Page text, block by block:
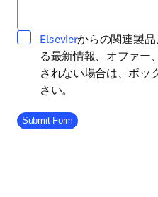
Elsevieropens in new
からの関連製
る最新情報、オファー
されない場合は、ボッ
さい。
Company Division
Submit Form